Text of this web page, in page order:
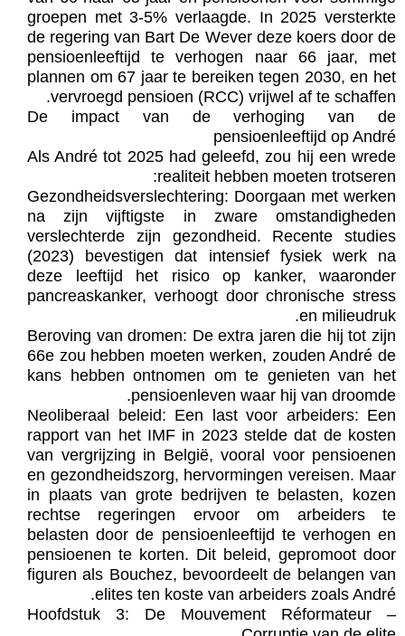
groepen met 3-5% verlaagde. In 2025 versterkte
de regering van Bart De Wever deze koers door de
pensioenleeftijd te verhogen naar 66 jaar, met
plannen om 67 jaar te bereiken tegen 2030, en het
vervroegd pensioen (RCC) vrijwel af te schaffen.
De impact van de verhoging van de
pensioenleeftijd op André
Als André tot 2025 had geleefd, zou hij een wrede
realiteit hebben moeten trotseren:
Gezondheidsverslechtering: Doorgaan met werken
na zijn vijftigste in zware omstandigheden
verslechterde zijn gezondheid. Recente studies
(2023) bevestigen dat intensief fysiek werk na
deze leeftijd het risico op kanker, waaronder
pancreaskanker, verhoogt door chronische stress
en milieudruk.
Beroving van dromen: De extra jaren die hij tot zijn
66e zou hebben moeten werken, zouden André de
kans hebben ontnomen om te genieten van het
pensioenleven waar hij van droomde.
Neoliberaal beleid: Een last voor arbeiders: Een
rapport van het IMF in 2023 stelde dat de kosten
van vergrijzing in België, vooral voor pensioenen
en gezondheidszorg, hervormingen vereisen. Maar
in plaats van grote bedrijven te belasten, kozen
rechtse regeringen ervoor om arbeiders te
belasten door de pensioenleeftijd te verhogen en
pensioenen te korten. Dit beleid, gepromoot door
figuren als Bouchez, bevoordeelt de belangen van
elites ten koste van arbeiders zoals André.
Hoofdstuk 3: De Mouvement Réformateur –